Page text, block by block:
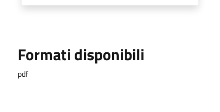
Formati disponibili
pdf